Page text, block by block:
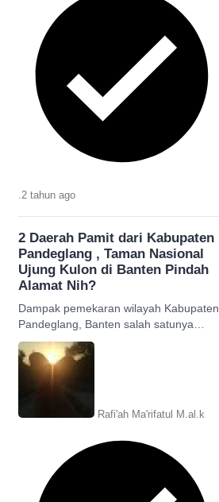
2 tahun ago
2 Daerah Pamit dari Kabupaten
Pandeglang , Taman Nasional
Ujung Kulon di Banten Pindah
Alamat Nih?
Dampak pemekaran wilayah Kabupaten
Pandeglang, Banten salah satunya
adalah Taman Nasional Ujung Kulon
berpotensi 'pindah' kabupaten.
Rafi'ah Ma'rifatul M.al.k